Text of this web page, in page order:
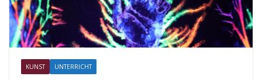
KUNST UNTERRICHT